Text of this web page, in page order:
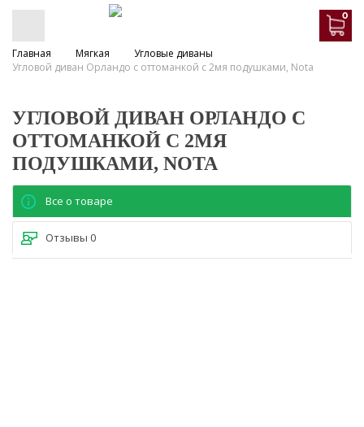
0
Главная Мягкая
Угловые диваны
Угловой диван Орландо с оттоманкой с 2мя подушками, Nota
УГЛОВОЙ ДИВАН ОРЛАНДО С
ОТТОМАНКОЙ С 2МЯ
ПОДУШКАМИ, NOTA
Все о товаре
Отзывы 0